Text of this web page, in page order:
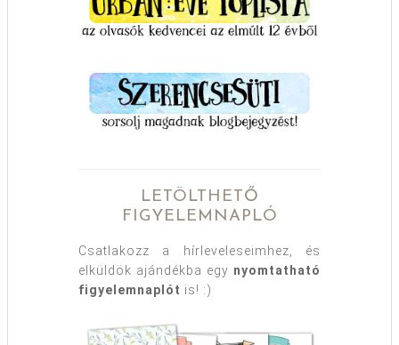
LETÖLTHETŐ
FIGYELEMNAPLÓ
Csatlakozz a hírleveleseimhez, és
elküldök ajándékba egy nyomtatható
figyelemnaplót is! :)